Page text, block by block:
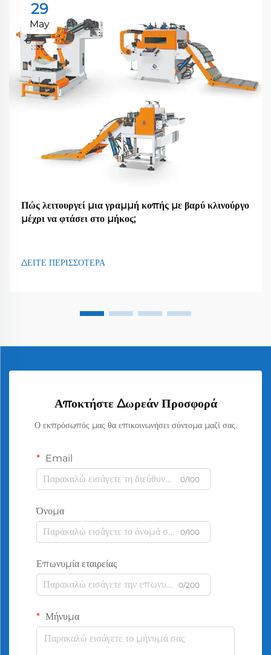
29
May
Πώς λειτουργεί μια γραμμή κοπής με βαρύ κλινούργο
μέχρι να φτάσει στο μήκος;
ΔΕΙΤΕ ΠΕΡΙΣΣΟΤΕΡΑ
Αποκτήστε Δωρεάν Προσφορά
Ο εκπρόσωπός μας θα επικοινωνήσει σύντομα μαζί σας.
Email
0/100
Όνομα
0/100
Επωνυμία εταιρείας
0/200
Μήνυμα